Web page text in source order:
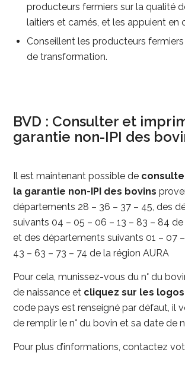
producteurs fermiers sur la qualité
laitiers et carnés, et les appuient en
Conseillent les producteurs
de transformation.
BVD : Consulter et
garantie non-IPI des
Il est maintenant possible de
la garantie non-IPI des bovins
départements 28 – 36 – 37 – 45, des
suivants 04 – 05 – 06 – 13 – 83 – 84
et des départements suivants 01 – 07
43 – 63 – 73 – 74 de la région AURA
Pour cela, munissez-vous du n° du
de naissance et cliquez sur les
code pays est renseigné par défaut, il
de remplir le n° du bovin et sa date de
Pour plus d’informations,